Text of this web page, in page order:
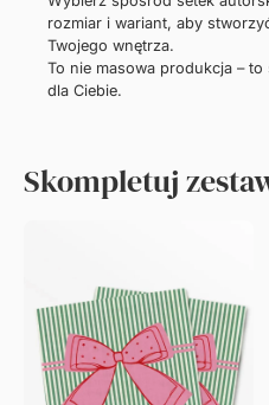
rozmiar i wariant, aby
Twojego wnętrza.
To nie masowa produkcja –
dla Ciebie.
Skompletuj